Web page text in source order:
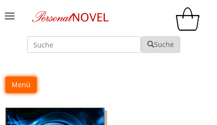
Suche Suche
Menü